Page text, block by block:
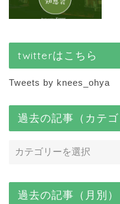
twitterはこちら
Tweets by knees_ohya
過去の記事（カテゴ
過去の記事（月別）